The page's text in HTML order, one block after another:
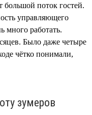
большой поток гостей.
управляющего
много работать.
Было даже четыре
чётко понимали,
зумеров